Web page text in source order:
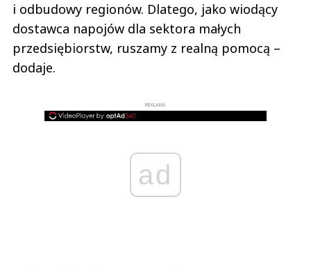
i odbudowy regionów. Dlatego, jako wiodący
dostawca napojów dla sektora małych
przedsiębiorstw, ruszamy z realną pomocą –
dodaje.
REKLAMA
ad